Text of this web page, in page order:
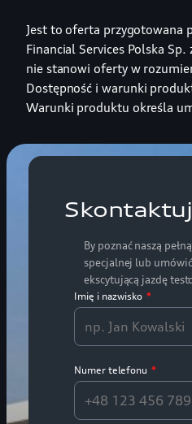
Jest to oferta przygotowana
Financial Services Polska
nie stanowi oferty w
Dostępność i warunki
Warunki produktu określa
By poznać naszą
specjalnej lub
ekscytującą jazdę
Imię i nazwisko *
Numer telefonu *